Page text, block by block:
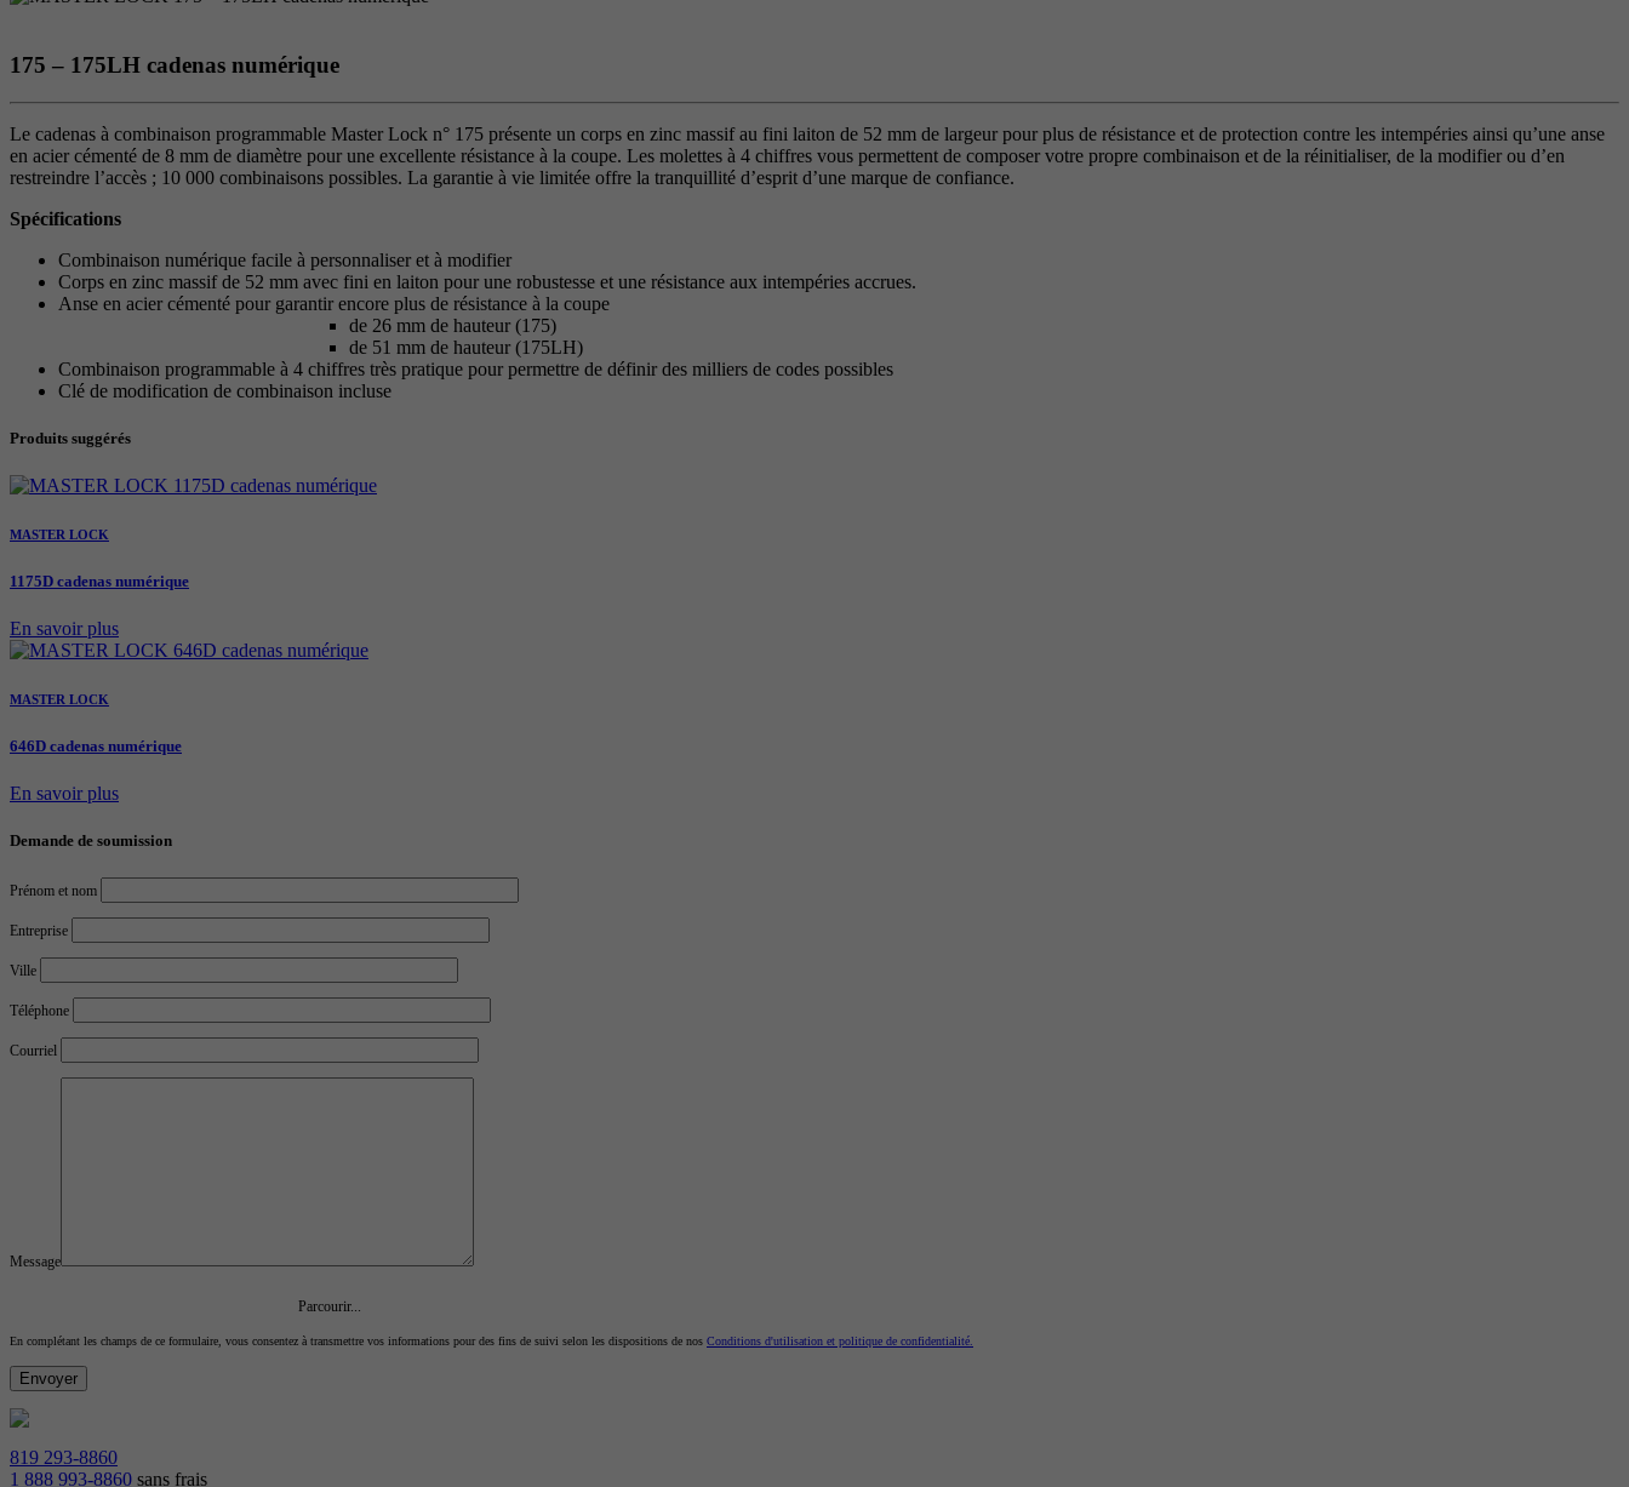
175 – 175LH cadenas numérique
Le cadenas à combinaison programmable Master Lock n° 175 présente un corps en zinc massif au fini laiton de 52 mm de largeur pour plus de résistance et de protection contre les intempéries ainsi qu’une anse
en acier cémenté de 8 mm de diamètre pour une excellente résistance à la coupe. Les molettes à 4 chiffres vous permettent de composer votre propre combinaison et de la réinitialiser, de la modifier ou d’en
restreindre l’accès ; 10 000 combinaisons possibles. La garantie à vie limitée offre la tranquillité d’esprit d’une marque de confiance.
Spécifications
Combinaison numérique facile à personnaliser et à modifier
Corps en zinc massif de 52 mm avec fini en laiton pour une robustesse et une résistance aux intempéries accrues.
Anse en acier cémenté pour garantir encore plus de résistance à la coupe
de 26 mm de hauteur (175)
de 51 mm de hauteur (175LH)
Combinaison programmable à 4 chiffres très pratique pour permettre de définir des milliers de codes possibles
Clé de modification de combinaison incluse
Produits suggérés
MASTER LOCK
1175D cadenas numérique
En savoir plus
MASTER LOCK
646D cadenas numérique
En savoir plus
Demande de soumission
Prénom et nom
Entreprise
Ville
Téléphone
Courriel
Message
Parcourir...
En complétant les champs de ce formulaire, vous consentez à transmettre vos informations pour des fins de suivi selon les dispositions de nos Conditions d'utilisation et politique de confidentialité.
819 293-8860
1 888 993-8860 sans frais